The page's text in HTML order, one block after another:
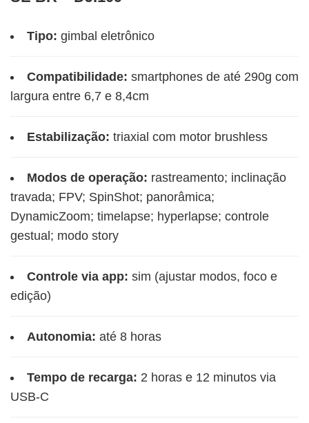
Tipo: gimbal eletrônico
Compatibilidade: smartphones de até 290g com
largura entre 6,7 e 8,4cm
Estabilização: triaxial com motor brushless
Modos de operação: rastreamento; inclinação
travada; FPV; SpinShot; panorâmica;
DynamicZoom; timelapse; hyperlapse; controle
gestual; modo story
Controle via app: sim (ajustar modos, foco e
edição)
Autonomia: até 8 horas
Tempo de recarga: 2 horas e 12 minutos via
USB-C